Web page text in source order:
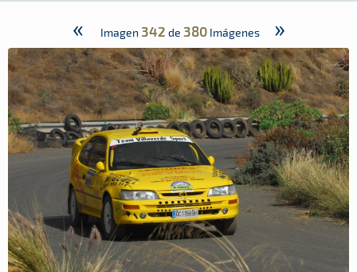
« Imagen 342 de 380Imágenes »